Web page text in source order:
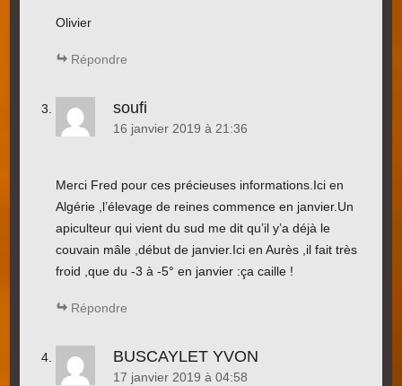
Olivier
Répondre
soufi
16 janvier 2019 à 21:36
Merci Fred pour ces précieuses informations.Ici en
Algérie ,l’élevage de reines commence en janvier.Un
apiculteur qui vient du sud me dit qu’il y’a déjà le
couvain mâle ,début de janvier.Ici en Aurès ,il fait très
froid ,que du -3 à -5° en janvier :ça caille !
Répondre
BUSCAYLET YVON
17 janvier 2019 à 04:58